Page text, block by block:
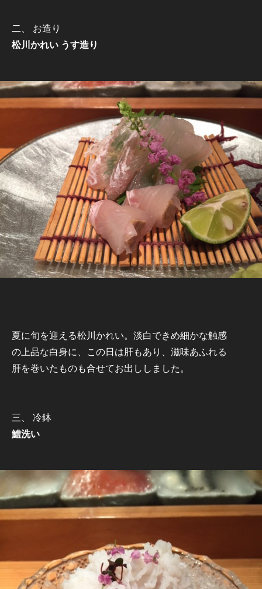
二、 お造り
松川かれい うす造り
夏に旬を迎える松川かれい。淡白できめ細かな触感
の上品な白身に、この日は肝もあり、滋味あふれる
肝を巻いたものも合せてお出ししました。
三、 冷鉢
鱧洗い